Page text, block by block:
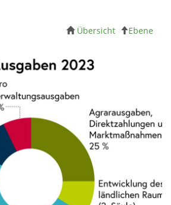
Übersicht Ebene